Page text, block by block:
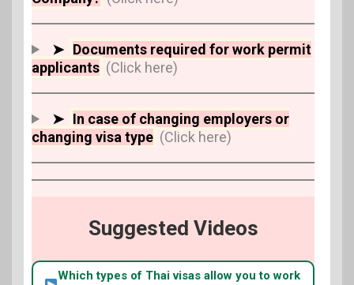
➤ Documents required for work permit
applicants (Click here)
➤ In case of changing employers or
changing visa type (Click here)
Suggested Videos
Which types of Thai visas allow you to work